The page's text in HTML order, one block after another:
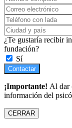
¿Te gustaría recibir
fundación?
Sí
Contactar
¡Importante! Al dar
información del
CERRAR